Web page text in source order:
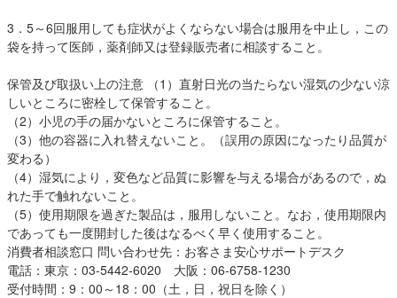
3．5～6回服用しても症状がよくならない場合は服用を中止し，この
袋を持って医師，薬剤師又は登録販売者に相談すること。
保管及び取扱い上の注意 （1）直射日光の当たらない湿気の少ない涼
しいところに密栓して保管すること。
（2）小児の手の届かないところに保管すること。
（3）他の容器に入れ替えないこと。（誤用の原因になったり品質が
変わる）
（4）湿気により，変色など品質に影響を与える場合があるので，ぬ
れた手で触れないこと。
（5）使用期限を過ぎた製品は，服用しないこと。なお，使用期限内
であっても一度開封した後はなるべく早く使用すること。
消費者相談窓口 問い合わせ先：お客さま安心サポートデスク
電話：東京：03-5442-6020 大阪：06-6758-1230
受付時間：9：00～18：00（土，日，祝日を除く）